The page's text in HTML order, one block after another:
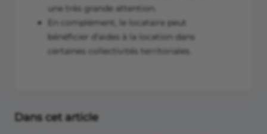
une très grande attention.
En complément, le locataire peut
bénéficier d’aides à la location dans
certaines collectivités territoriales.
Dans cet article